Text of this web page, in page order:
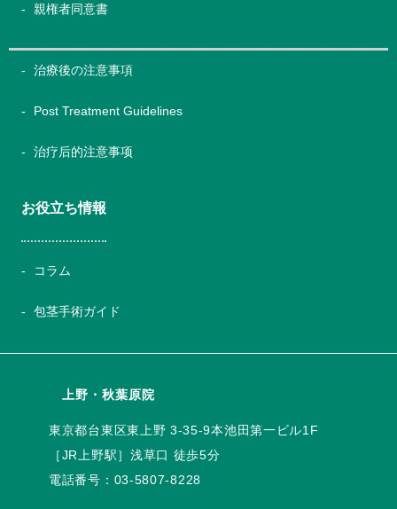
親権者同意書
治療後の注意事項
Post Treatment Guidelines
治疗后的注意事项
お役立ち情報
コラム
包茎手術ガイド
上野・秋葉原院
電話番号： 03-5807-8228